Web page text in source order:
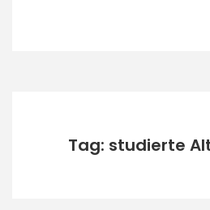
Tag: studierte